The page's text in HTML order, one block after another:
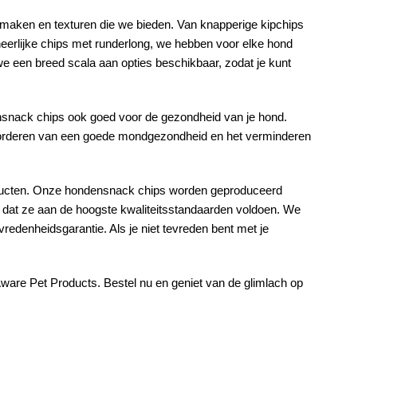
en texturen die we bieden. Van knapperige kipchips
chips met runderlong, we hebben voor elke hond
een breed scala aan opties beschikbaar, zodat je kunt
chips ook goed voor de gezondheid van je hond.
van een goede mondgezondheid en het verminderen
Onze hondensnack chips worden geproduceerd
ze aan de hoogste kwaliteitsstandaarden voldoen. We
Als je niet tevreden bent met je
Pet Products. Bestel nu en geniet van de glimlach op